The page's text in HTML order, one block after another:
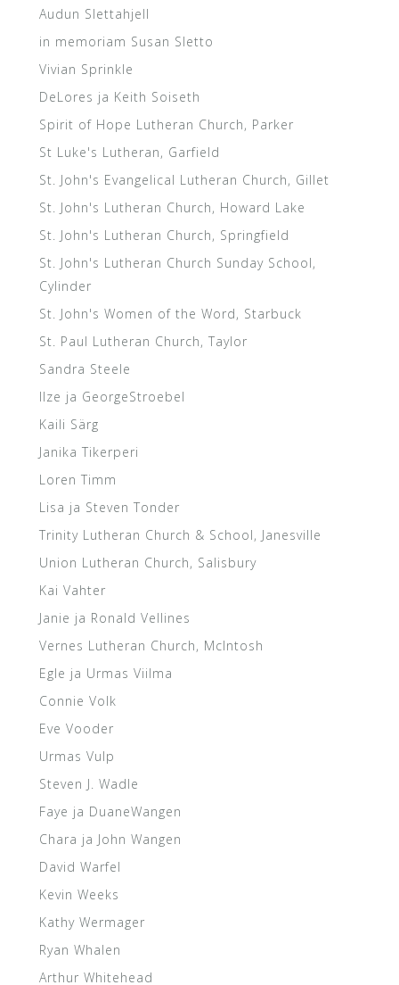
Audun Slettahjell
in memoriam Susan Sletto
Vivian Sprinkle
DeLores ja Keith Soiseth
Spirit of Hope Lutheran Church, Parker
St Luke's Lutheran, Garfield
St. John's Evangelical Lutheran Church, Gillet
St. John's Lutheran Church, Howard Lake
St. John's Lutheran Church, Springfield
St. John's Lutheran Church Sunday School,
Cylinder
St. John's Women of the Word, Starbuck
St. Paul Lutheran Church, Taylor
Sandra Steele
Ilze ja GeorgeStroebel
Kaili Särg
Janika Tikerperi
Loren Timm
Lisa ja Steven Tonder
Trinity Lutheran Church & School, Janesville
Union Lutheran Church, Salisbury
Kai Vahter
Janie ja Ronald Vellines
Vernes Lutheran Church, McIntosh
Egle ja Urmas Viilma
Connie Volk
Eve Vooder
Urmas Vulp
Steven J. Wadle
Faye ja DuaneWangen
Chara ja John Wangen
David Warfel
Kevin Weeks
Kathy Wermager
Ryan Whalen
Arthur Whitehead